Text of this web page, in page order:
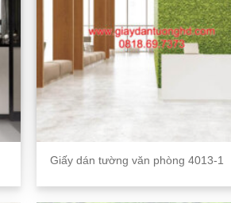
Giấy dán tường văn phòng 4013-1